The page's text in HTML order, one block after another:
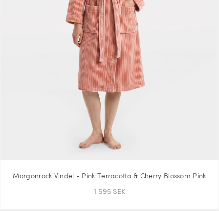
Morgonrock Vindel - Pink Terracotta & Cherry Blossom Pink
1 595 SEK